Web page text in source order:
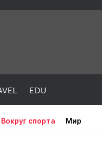
EDU
Вокруг спорта Мир